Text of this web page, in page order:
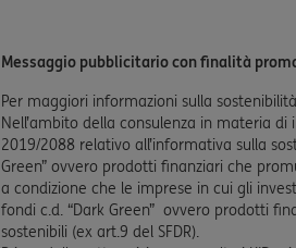
Messaggio pubblicitario con finalità
Per maggiori informazioni sulla
Nell’ambito della consulenza in materia
2019/2088 relativo all’informativa sulla
Green” ovvero prodotti finanziari che
a condizione che le imprese in cui gli
fondi c.d. “Dark Green” ovvero prodotti
sostenibili (ex art.9 del SFDR).